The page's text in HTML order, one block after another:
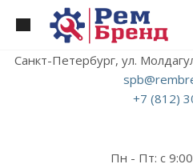
Санкт-Петербург, ул.
+7 (812)
Пн - Пт: с